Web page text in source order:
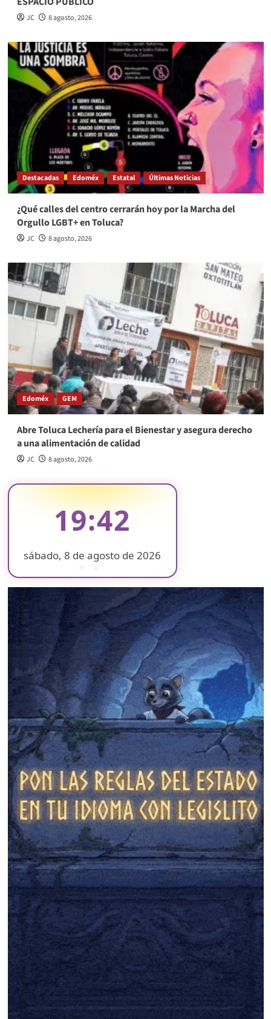
JC 8 agosto, 2026
Destacadas Edoméx Estatal Últimas Noticias
¿Qué calles del centro cerrarán hoy por la Marcha del
Orgullo LGBT+ en Toluca?
JC 8 agosto, 2026
Edoméx GEM
Abre Toluca Lechería para el Bienestar y asegura derecho
a una alimentación de calidad
JC 8 agosto, 2026
19:42
sábado, 8 de agosto de 2026
❄
❄ ❄ ❄
❄
❄